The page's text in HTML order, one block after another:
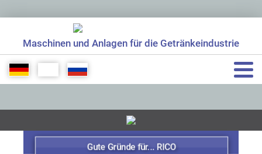
Maschinen und Anlagen für die Getränkeindustrie
+49 7961 56499 0
info[at]rico-maschinenbau.de
Gute Gründe für... RICO